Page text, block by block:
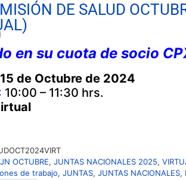
DE SALUD
en su cuota de socio
de Octubre de 2024
10:00 – 11:30 hrs.
JN OCTUBRE,JUNTAS NACIONALES 2025,
de trabajo,JUNTAS,JUNTAS NACIONALES,